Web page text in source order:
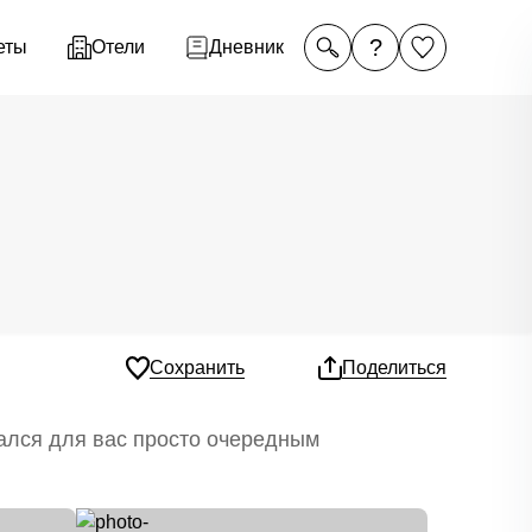
Отели Дневник ?
Сохранить Поделиться
для вас просто очередным